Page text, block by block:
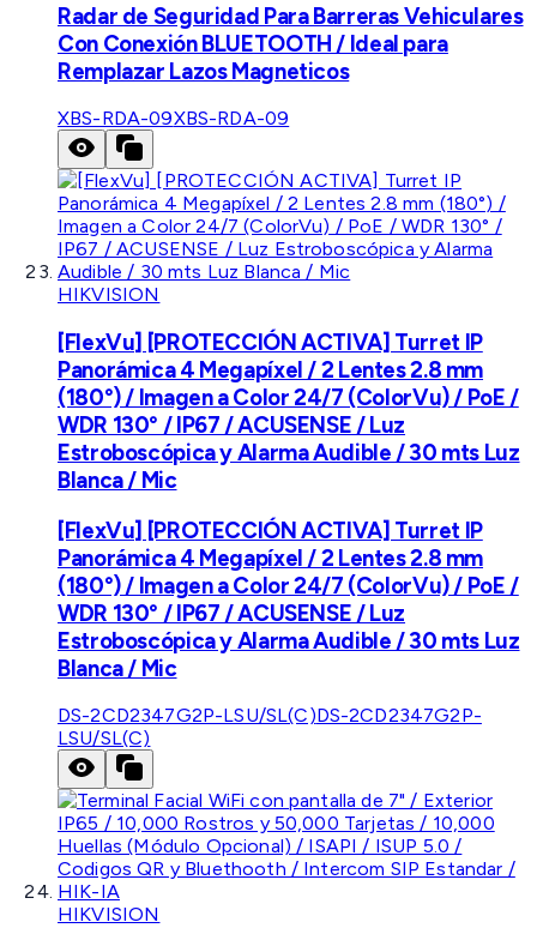
Radar de Seguridad Para Barreras Vehiculares
Con Conexión BLUETOOTH / Ideal para
Remplazar Lazos Magneticos
XBS-RDA-09XBS-RDA-09
HIKVISION
[FlexVu] [PROTECCIÓN ACTIVA] Turret IP
Panorámica 4 Megapíxel / 2 Lentes 2.8 mm
(180°) / Imagen a Color 24/7 (ColorVu) / PoE /
WDR 130° / IP67 / ACUSENSE / Luz
Estroboscópica y Alarma Audible / 30 mts Luz
Blanca / Mic
[FlexVu] [PROTECCIÓN ACTIVA] Turret IP
Panorámica 4 Megapíxel / 2 Lentes 2.8 mm
(180°) / Imagen a Color 24/7 (ColorVu) / PoE /
WDR 130° / IP67 / ACUSENSE / Luz
Estroboscópica y Alarma Audible / 30 mts Luz
Blanca / Mic
DS-2CD2347G2P-LSU/SL(C)DS-2CD2347G2P-
LSU/SL(C)
HIKVISION